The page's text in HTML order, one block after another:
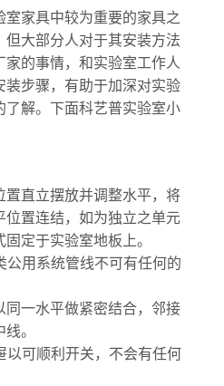
家具中较为重要的家具之
大部分人对于其安装方法
的事情，和实验室工作人
装步骤，有助于加深对实验
解。 下面科艺普实验室小
置直立摆放并调整水平，将
位置连结，如为独立之单元
定于实验室地板上。
公用系统管线不可有任何的
同一水平做紧密结合，邻接
。
以可顺利开关，不会有任何